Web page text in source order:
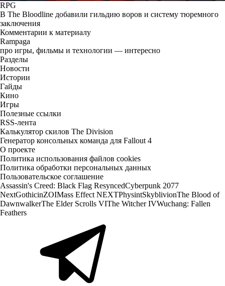
RPG
В The Bloodline добавили гильдию воров и систему тюремного
заключения
Комментарии к материалу
Rampaga
про игры, фильмы и технологии — интересно
Разделы
Новости
Истории
Гайды
Кино
Игры
Полезные ссылки
RSS-лента
Калькулятор скилов The Division
Генератор консольных команда для Fallout 4
О проекте
Политика использования файлов cookies
Политика обработки персональных данных
Пользовательское соглашение
Assassin's Creed: Black Flag ResyncedCyberpunk 2077
NextGothicinZOIMass Effect NEXTPhysintSkyblivionThe Blood of
DawnwalkerThe Elder Scrolls VIThe Witcher IVWuchang: Fallen
Feathers